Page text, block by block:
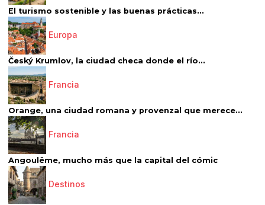
El turismo sostenible y las buenas prácticas...
Europa
Český Krumlov, la ciudad checa donde el río...
Francia
Orange, una ciudad romana y provenzal que merece...
Francia
Angoulême, mucho más que la capital del cómic
Destinos